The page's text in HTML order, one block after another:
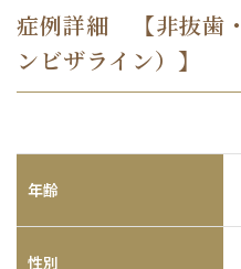
症例詳細 【非抜歯
ンビザライン）】
年齢
性別